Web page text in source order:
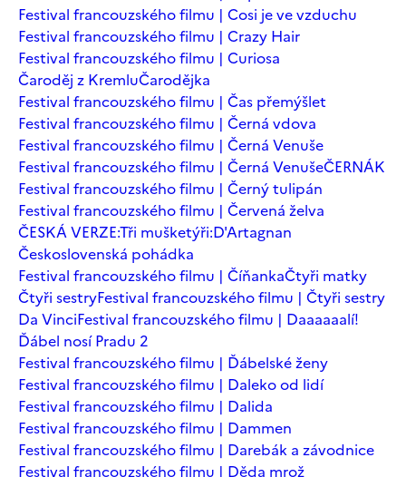
Festival francouzského filmu | Cosi je ve vzduchu
Festival francouzského filmu | Crazy Hair
Festival francouzského filmu | Curiosa
Čaroděj z KremluČarodějka
Festival francouzského filmu | Čas přemýšlet
Festival francouzského filmu | Černá vdova
Festival francouzského filmu | Černá Venuše
Festival francouzského filmu | Černá VenušeČERNÁK
Festival francouzského filmu | Černý tulipán
Festival francouzského filmu | Červená želva
ČESKÁ VERZE:Tři mušketýři:D'Artagnan
Československá pohádka
Festival francouzského filmu | ČíňankaČtyři matky
Čtyři sestryFestival francouzského filmu | Čtyři sestry
Da VinciFestival francouzského filmu | Daaaaaalí!
Ďábel nosí Pradu 2
Festival francouzského filmu | Ďábelské ženy
Festival francouzského filmu | Daleko od lidí
Festival francouzského filmu | Dalida
Festival francouzského filmu | Dammen
Festival francouzského filmu | Darebák a závodnice
Festival francouzského filmu | Děda mrož